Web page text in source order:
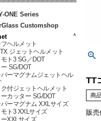
ONE Series
Customshop
ヘルメット
ジェットヘルメット
ト3 SG／DOT
SG/DOT
パーマグナムジェットヘル
ク付ジェットヘルメット
ーカッター SG/DOT
パーマグナム XXLサイズ
モト3 XXLサイズ
TT
商
販